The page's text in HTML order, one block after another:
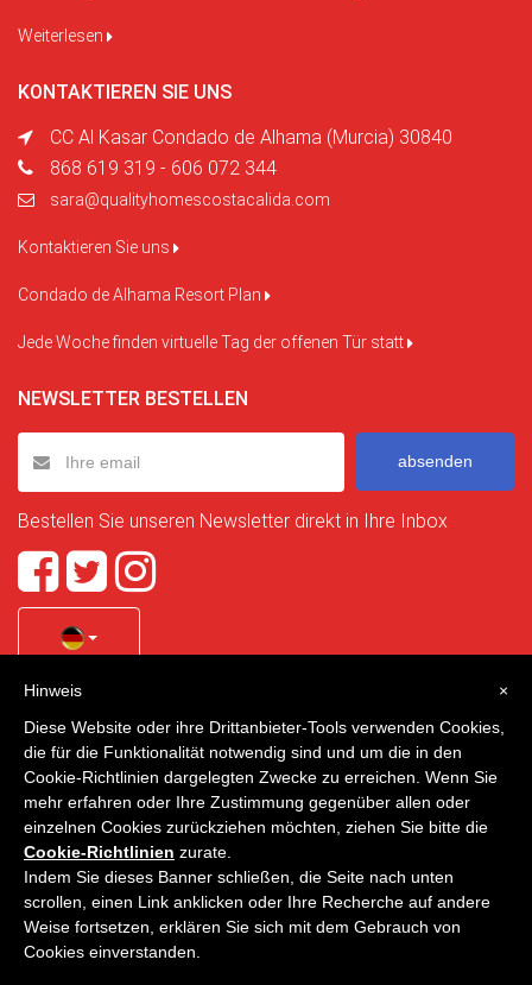
Weiterlesen
KONTAKTIEREN SIE UNS
CC Al Kasar Condado de Alhama (Murcia) 30840
868 619 319 - 606 072 344
sara@qualityhomescostacalida.com
Kontaktieren Sie uns
Condado de Alhama Resort Plan
Jede Woche finden virtuelle Tag der offenen Tür statt
NEWSLETTER BESTELLEN
absenden
Bestellen Sie unseren Newsletter direkt in Ihre Inbox
Quality Homes Costa Calida is a registered trademark of
La Manga Holiday Home SL duly registered with CIF / tax
no. B-30750053 and address: Bella Luz 07-05, 30389 La
Manga Club, Cartagena, Murcia, Spain.
Quality Homes Costa Cálida - Alle Rechte vorbehalten
Datenschutz Kontakt
×
Hinweis
Diese Website oder ihre Drittanbieter-Tools verwenden Cookies,
die für die Funktionalität notwendig sind und um die in den
Cookie-Richtlinien dargelegten Zwecke zu erreichen. Wenn Sie
mehr erfahren oder Ihre Zustimmung gegenüber allen oder
einzelnen Cookies zurückziehen möchten, ziehen Sie bitte die
Cookie-Richtlinien zurate.
Indem Sie dieses Banner schließen, die Seite nach unten
scrollen, einen Link anklicken oder Ihre Recherche auf andere
Weise fortsetzen, erklären Sie sich mit dem Gebrauch von
Cookies einverstanden.